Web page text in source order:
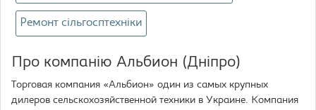
Ремонт сільгосптехніки
Про компанію Альбион (Дніпро)
Торговая компания «Альбион» один из самых крупных
дилеров сельскохозяйственной техники в Украине. Компания